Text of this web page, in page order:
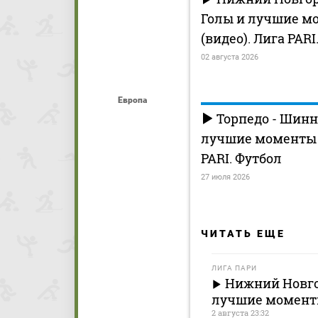
Европа
Голы и лучшие
(видео). Лига
02 августа 2026
Торпедо -
лучшие моменты
PARI. Футбол
27 июля 2026
ЧИТАТЬ ЕЩЕ
ЛИГА ПАРИ
Нижний
лучшие
2 августа 23:32